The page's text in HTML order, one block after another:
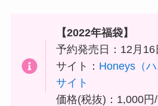
【2022年福袋】
予約発売日：12月16
サイト： Honeys（
サイト
価格(税抜)：1,000円